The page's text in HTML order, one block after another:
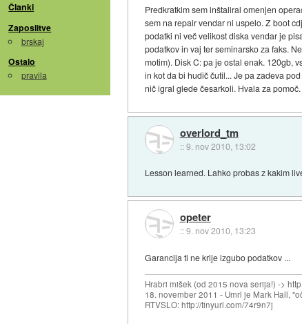
Članki
Zaposlitve
brskaj
Ostalo
pravila
Predkratkim sem inštaliral omenjen
sem na repair vendar ni uspelo. Z boot
podatki ni več velikost diska vendar je
podatkov in vaj ter seminarsko za faks.
motim). Disk C: pa je ostal enak. 120gb,
in kot da bi hudič čutil... Je pa zadeva
nič igral glede česarkoli. Hvala za pomoč.
overlord_tm
::9. nov 2010, 13:02
Lesson learned. Lahko probas z kakim
opeter
::9. nov 2010, 13:23
Garancija ti ne krije izgubo podatkov ...
Hrabri mišek (od 2015 nova serija!) ->
18. november 2011 - Umrl je Mark Hall,
RTVSLO: http://tinyurl.com/74r9n7j